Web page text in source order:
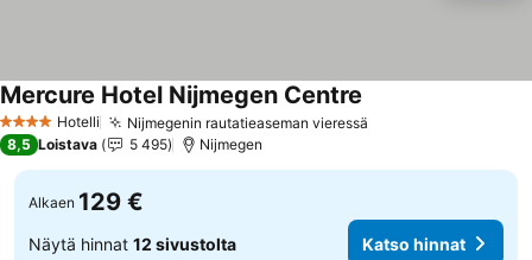
4 Tähtiluokitus
Hotelli Nijmegenin rautatieaseman vieressä
Mercure Hotel Nijmegen Centre
8,5 Loistava 5 495 Nijmegen
Alkaen 129 €
Näytä hinnat 12 sivustolta Katso hinnat